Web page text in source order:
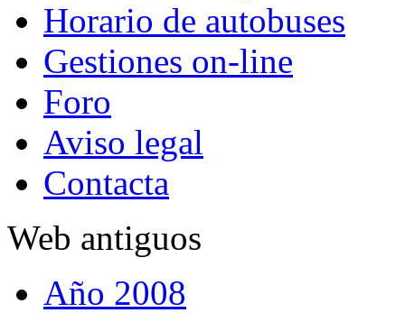
Horario de autobuses
Gestiones on-line
Foro
Aviso legal
Contacta
Web antiguos
Año 2008